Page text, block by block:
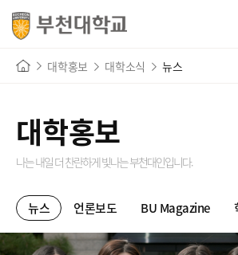
대학홍보 대학소식 뉴스
대학홍보
나는 내일 더 찬란하게 빛나는부천대인입니다.
뉴스 언론보도 BU Magazine